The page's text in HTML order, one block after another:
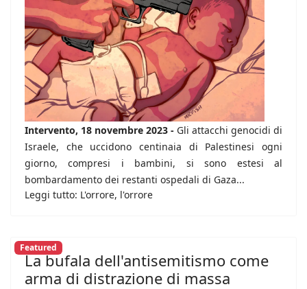
Intervento, 18 novembre 2023 - Gli attacchi genocidi di
Israele, che uccidono centinaia di Palestinesi ogni
giorno, compresi i bambini, si sono estesi al
bombardamento dei restanti ospedali di Gaza...
Leggi tutto: L'orrore, l'orrore
Featured
La bufala dell'antisemitismo come
arma di distrazione di massa